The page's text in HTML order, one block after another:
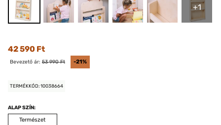
+1
42 590 Ft
Bevezető ár: 53 990 Ft -21%
TERMÉKKÓD: 10038664
ALAP SZÍN:
Természet